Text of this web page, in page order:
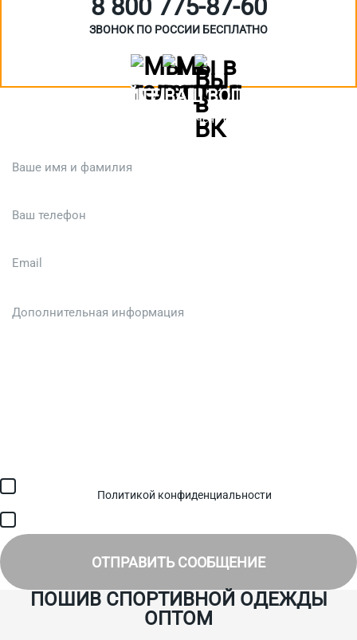
8 800 775‑87-60
ЗВОНОК ПО РОССИИ БЕСПЛАТНО
ЗАДАЙТЕ ВАШ ВОПРОС
Или кратко опишите ситуацию. Мы очень быстро свяжемся с вами
Политикой конфиденциальности
ОТПРАВИТЬ СООБЩЕНИЕ
ПОШИВ СПОРТИВНОЙ ОДЕЖДЫ
ОПТОМ